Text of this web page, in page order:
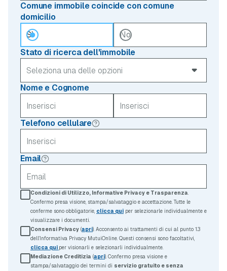
Comune immobile coincide con comune
domicilio
Sì
No
Stato di ricerca dell'immobile
Nome e Cognome
Telefono cellulare
Email
Condizioni di Utilizzo, Informative Privacy e Trasparenza.
Confermo presa visione, stampa/salvataggio e accettazione. Tutte le
conferme sono obbligatorie, clicca qui per selezionarle individualmente e
visualizzare i documenti.
Consensi Privacy (apri). Acconsento ai trattamenti di cui al punto 1.3
dell’Informativa Privacy MutuiOnline. Questi consensi sono facoltativi,
clicca qui per visionarli e selezionarli individualmente.
Mediazione Creditizia (apri). Confermo presa visione e
stampa/salvataggio dei termini di servizio gratuito e senza